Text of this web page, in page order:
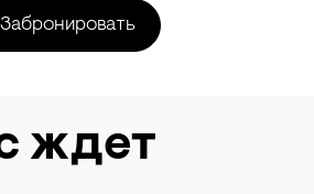
Забронировать
ждет